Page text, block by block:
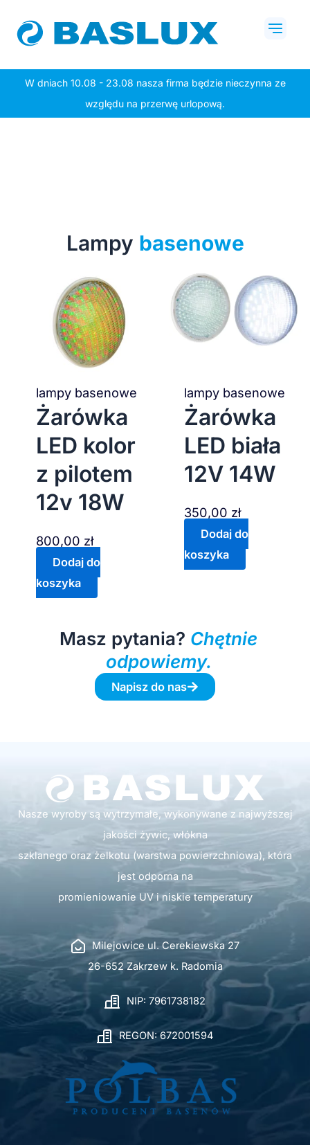
treści
W dniach 10.08 - 23.08 nasza firma będzie nieczynna ze
względu na przerwę urlopową.
Lampy basenowe
lampy basenowe
Żarówka
LED kolor
z pilotem
12v 18W
800,00 zł
Dodaj do
koszyka
lampy basenowe
Żarówka
LED biała
12V 14W
350,00 zł
Dodaj do
koszyka
Masz pytania? Chętnie
odpowiemy.
Napisz do nas
Nasze wyroby są wytrzymałe, wykonywane z najwyższej
jakości żywic, włókna
szklanego oraz żelkotu (warstwa powierzchniowa), która
jest odporna na
promieniowanie UV i niskie temperatury
Milejowice ul. Cerekiewska 27
26-652 Zakrzew k. Radomia
NIP: 7961738182
REGON: 672001594